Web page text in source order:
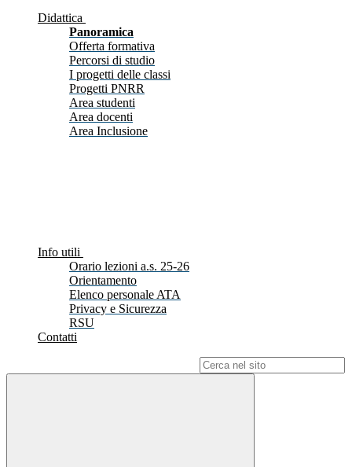
Didattica
Panoramica
Offerta formativa
Percorsi di studio
I progetti delle classi
Progetti PNRR
Area studenti
Area docenti
Area Inclusione
Info utili
Orario lezioni a.s. 25-26
Orientamento
Elenco personale ATA
Privacy e Sicurezza
RSU
Contatti